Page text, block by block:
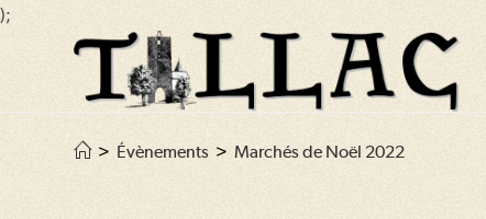
);
> Évènements > Marchés de Noël 2022